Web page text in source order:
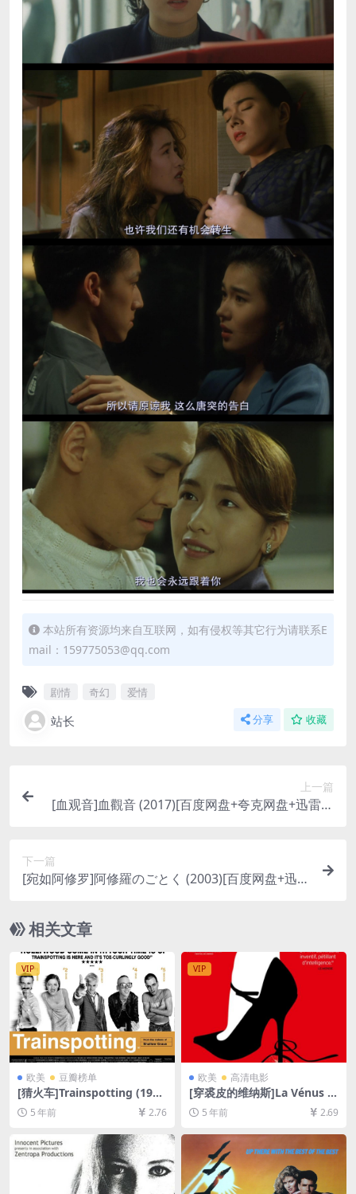
本站所有资源均来自互联网，如有侵权等其它行为请联系E
mail：159775053@qq.com
剧情 奇幻 爱情
站长 分享 收藏
上一篇
[血观音]血觀音 (2017)[百度网盘+夸克网盘+迅雷云
下一篇
[宛如阿修罗]阿修羅のごとく (2003)[百度网盘+迅雷
字]
相关文章
VIP
欧美 豆瓣榜单
[猜火车]Trainspotting (199
6)[百度网盘+迅雷云盘资源10
80P超清未删减][MP4/6.1GB]
5 年前 2.76
VIP
欧美 高清电影
[穿裘皮的维纳斯]La Vénus à
la fourrure (2013)完整版[百
度网盘+迅雷云盘资源1080P
超清未删减][MP4/6.0GB][原
声中文字幕]
5 年前 2.69